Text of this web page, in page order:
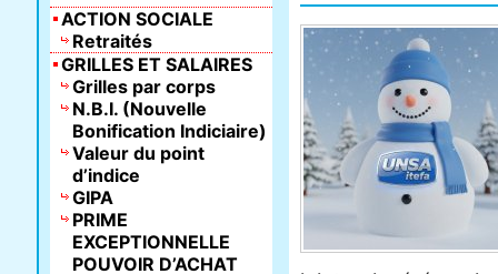
ACTION SOCIALE
Retraités
GRILLES ET SALAIRES
Grilles par corps
N.B.I. (Nouvelle
Bonification Indiciaire)
Valeur du point
d’indice
GIPA
PRIME
EXCEPTIONNELLE
POUVOIR D’ACHAT